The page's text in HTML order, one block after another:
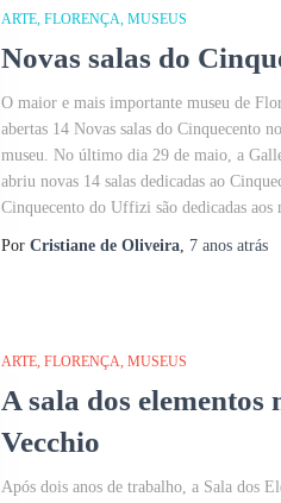
ARTE FLORENÇA MUSEUS
Novas salas do
O maior e mais importante museu de
abertas 14 Novas salas do Cinquecento
museu. No último dia 29 de maio, a
abriu novas 14 salas dedicadas ao
Cinquecento do Uffizi são dedicadas aos
Por Cristiane de Oliveira, 7 anos atrás
ARTE FLORENÇA MUSEUS
A sala dos elementos
Vecchio
Após dois anos de trabalho, a Sala dos